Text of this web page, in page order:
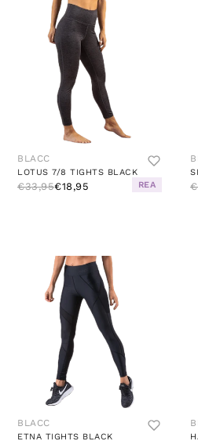
BLACC
LOTUS 7/8 TIGHTS BLACK
€33,95€18,95 REA
BLACC
ETNA TIGHTS BLACK